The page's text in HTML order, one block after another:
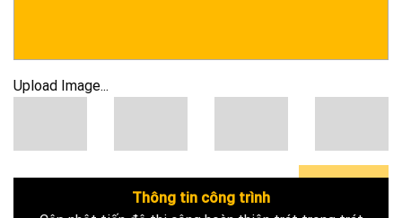
Upload Image...
Thông tin công trình